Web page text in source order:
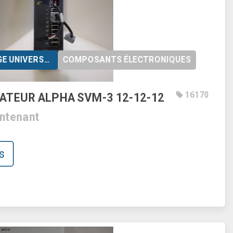
ACCESSOIRES-OUTILLAGE UNIVERSELS COMPOSANTS ÉLECTRONIQUES
ALPHA SVM-3 12-12-12 16170